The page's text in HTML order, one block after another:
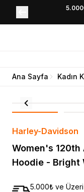
YENİ
Ana Sayfa Kadın
Harley-Davidson
Women's
Hoodie - Bright
5.000₺ ve Üzeri